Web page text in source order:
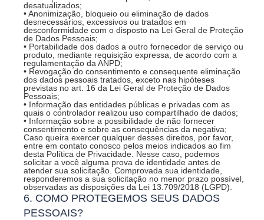
desatualizados;
• Anonimização, bloqueio ou eliminação de dados
desnecessários, excessivos ou tratados em
desconformidade com o disposto na Lei Geral de Proteção
de Dados Pessoais;
• Portabilidade dos dados a outro fornecedor de serviço ou
produto, mediante requisição expressa, de acordo com a
regulamentação da ANPD;
• Revogação do consentimento e consequente eliminação
dos dados pessoais tratados, exceto nas hipóteses
previstas no art. 16 da Lei Geral de Proteção de Dados
Pessoais;
• Informação das entidades públicas e privadas com as
quais o controlador realizou uso compartilhado de dados;
• Informação sobre a possibilidade de não fornecer
consentimento e sobre as consequências da negativa;
Caso queira exercer qualquer desses direitos, por favor,
entre em contato conosco pelos meios indicados ao fim
desta Política de Privacidade. Nesse caso, podemos
solicitar a você alguma prova de identidade antes de
atender sua solicitação. Comprovada sua identidade,
responderemos a sua solicitação no menor prazo possível,
observadas as disposições da Lei 13.709/2018 (LGPD).
6. COMO PROTEGEMOS SEUS DADOS
PESSOAIS?